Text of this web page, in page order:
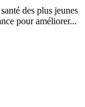
des plus jeunes
pour améliorer...